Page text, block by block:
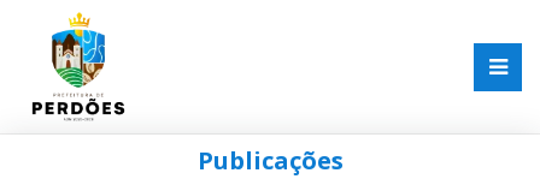
Publicações